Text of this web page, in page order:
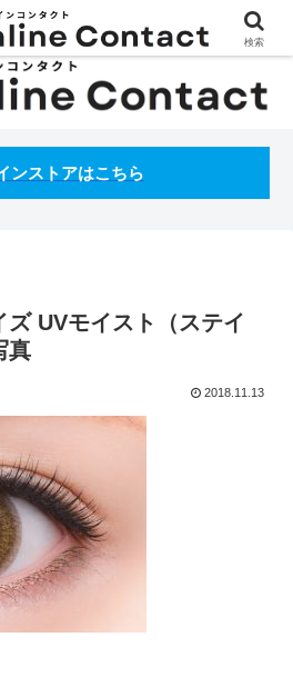
ンズ通販オンラインコンタクトBLOG
ンストアはこちら
ズ UVモイスト（ステイ
真
2018.11.13
検索